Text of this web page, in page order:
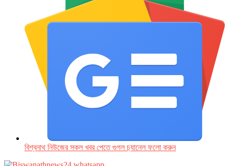
বিশ্বনাথ নিউজের সকল খবর পেতে গুগল চ‌্যানেল ফলো করুন